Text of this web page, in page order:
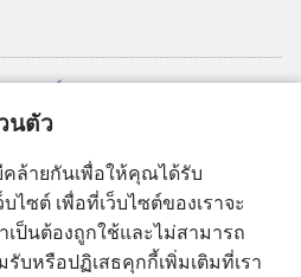
นตัว
คล้ายกันเพื่อให้คุณได้รับ
ซต์ เพื่อที่เว็บไซต์ของเราจะ
เป็นต้องถูกใช้และไม่สามารถ
บหรือปฏิเสธคุกกี้เพิ่มเติมที่เรา
ทาเวอร์